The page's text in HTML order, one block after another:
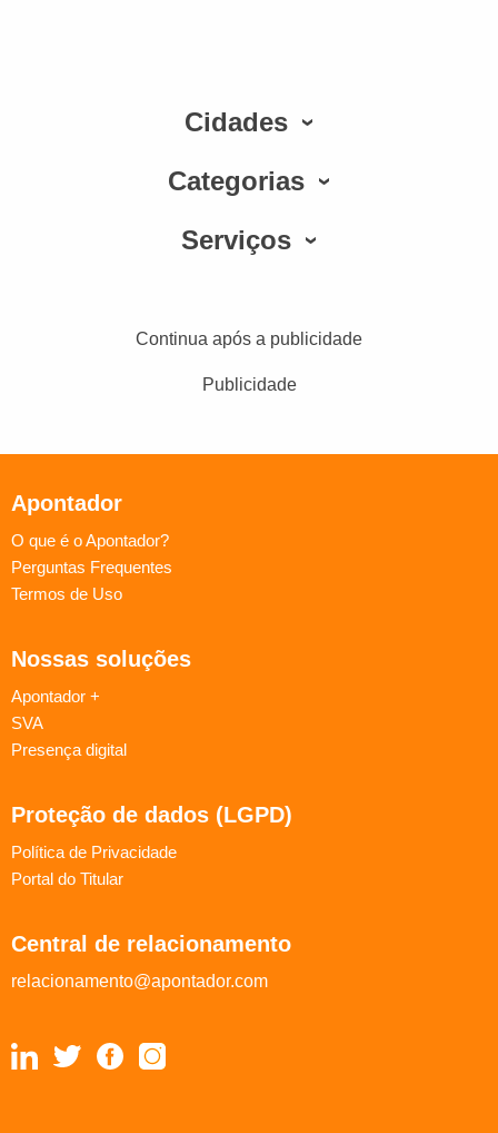
Cidades
Categorias
Serviços
Continua após a publicidade
Publicidade
Apontador
O que é o Apontador?
Perguntas Frequentes
Termos de Uso
Nossas soluções
Apontador +
SVA
Presença digital
Proteção de dados (LGPD)
Política de Privacidade
Portal do Titular
Central de relacionamento
relacionamento@apontador.com